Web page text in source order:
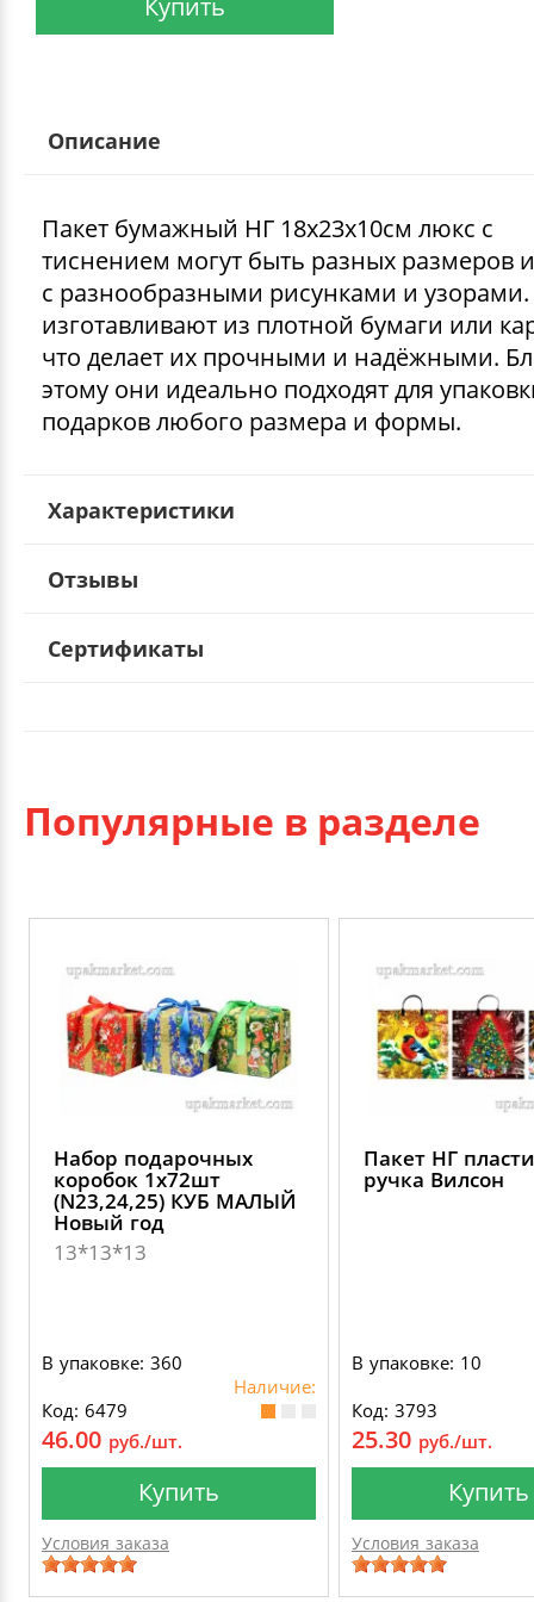
Описание
Пакет бумажный НГ 18х23х10см люкс с
тиснением могут быть разных размеров
с разнообразными рисунками и
изготавливают из плотной бумаги или
что делает их прочными и надёжными.
этому они идеально подходят для
подарков любого размера и формы.
Характеристики
Отзывы
Сертификаты
Популярные в разделе
Набор подарочных
коробок 1х72шт
(N23,24,25) КУБ МАЛЫЙ
Новый год
13*13*13
В упаковке: 360
Наличие:
Код: 6479
46.00 руб./шт.
Купить
Условия заказа
Пакет НГ
ручка Вилсон
В упаковке: 10
Код: 3793
25.30 руб./шт.
Купить
Условия заказа